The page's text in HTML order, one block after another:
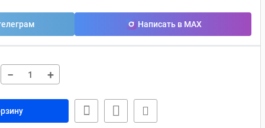
Написать в MAX
− +